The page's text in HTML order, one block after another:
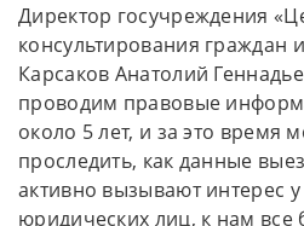
Директор госучреждения
консультирования граждан
Карсаков Анатолий
проводим правовые
около 5 лет, и за это время
проследить, как данные
активно вызывают интерес
юридических лиц, к нам все